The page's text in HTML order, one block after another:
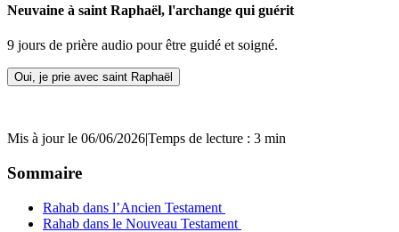
Neuvaine à saint Raphaël, l'archange qui guérit
9 jours de prière audio pour être guidé et soigné.
Oui, je prie avec saint Raphaël
Mis à jour le 06/06/2026|Temps de lecture : 3 min
Sommaire
Rahab dans l’Ancien Testament
Rahab dans le Nouveau Testament